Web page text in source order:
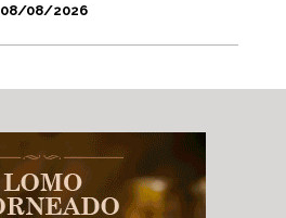
08/08/2026